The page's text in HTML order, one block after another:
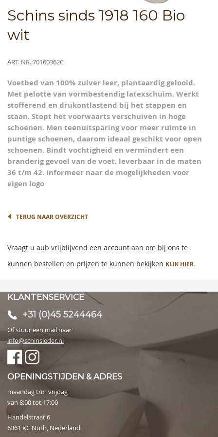
Schins sinds 1918 160 Bio
wit
Meer
ART. NR.70160362C
Voetbed van 100% zuiver leer, plantaardig gelooid.
Met pelotte van vormbestendig latexschuim. Werkt
stofferend en drukontlastend bij het stappen en
staan. Stopt het voorwaarts verschuiven in hoge
schoenen. Men teenuitsparing voor meer ruimte in
puntige schoenen, daarom ideaal geschikt voor open
schoenen. Bindt vochtigheid en vermindert een
branderig gevoel van de voet. leverbaar in de maten
36 t/m 42. informeer naar de mogelijkheden voor
eigen logo
Skip
to
gallery
TERUG NAAR OVERZICHT
Vraagt u aub vrijblijvend een account aan om bij ons te
kunnen bestellen en prijzen te kunnen bekijken KLIK HIER.
KLANTENSERVICE
+31 (0)45 5244464
Of stuur een mail naar
info@schinsleder.nl
OPENINGSTIJDEN & ADRES
maandag t/m vrijdag
van 8:00 tot 17:00
Handelstraat 6
6361 KC Nuth, Nederland